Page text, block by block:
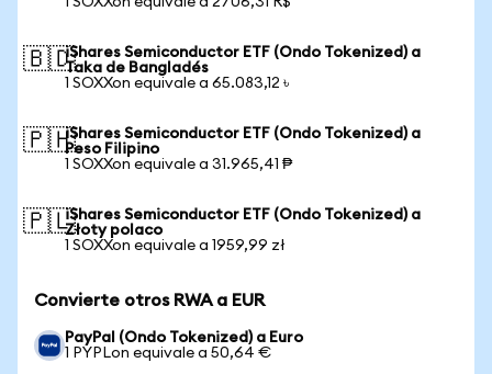
🇧🇩iShares Semiconductor ETF (Ondo Tokenized) a
Taka de Bangladés
1 SOXXon equivale a 65.083,12 ৳
🇵🇭iShares Semiconductor ETF (Ondo Tokenized) a
Peso Filipino
1 SOXXon equivale a 31.965,41 ₱
🇵🇱iShares Semiconductor ETF (Ondo Tokenized) a
Złoty polaco
1 SOXXon equivale a 1959,99 zł
Convierte otros RWA a EUR
PayPal (Ondo Tokenized) a Euro
1 PYPLon equivale a 50,64 €